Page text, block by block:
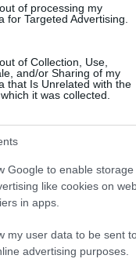
of processing my
for Targeted Advertising.
of Collection, Use,
and/or Sharing of my
that Is Unrelated with the
it was collected.
Google to enable storage
like cookies on
in apps.
my user data to be sent
advertising purposes.
in Scozia per
tutti i dettagli
2026